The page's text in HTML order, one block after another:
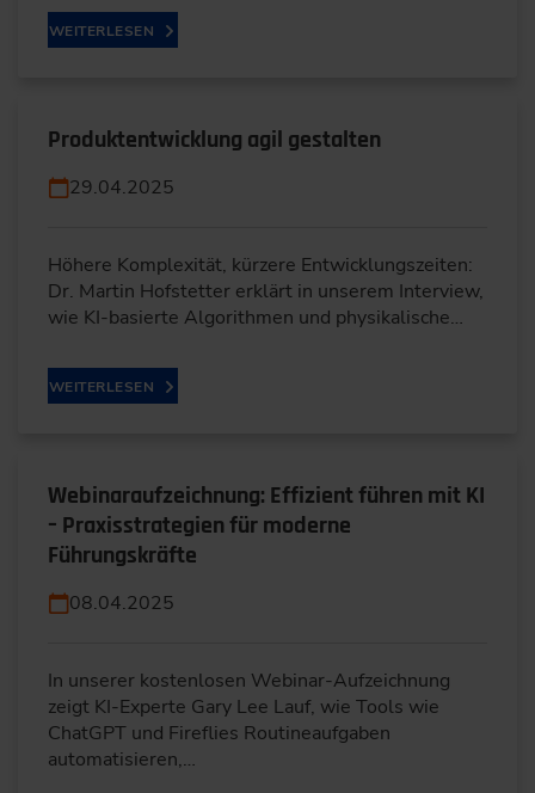
WEITERLESEN
Produktentwicklung agil gestalten
29.04.2025
Höhere Komplexität, kürzere Entwicklungszeiten:
Dr. Martin Hofstetter erklärt in unserem Interview,
wie KI-basierte Algorithmen und physikalische…
WEITERLESEN
Webinaraufzeichnung: Effizient führen mit KI
– Praxisstrategien für moderne
Führungskräfte
08.04.2025
In unserer kostenlosen Webinar-Aufzeichnung
zeigt KI-Experte Gary Lee Lauf, wie Tools wie
ChatGPT und Fireflies Routineaufgaben
automatisieren,…